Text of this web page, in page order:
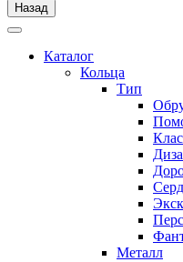
Назад
Каталог
Кольца
Тип
Металл